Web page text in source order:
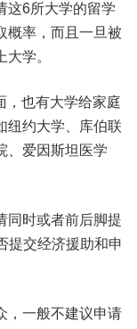
这6所大学的留学
概率，而且一旦被
学。
，也有大学给家庭
纽约大学、库伯联
、爱因斯坦医学
同时或者前后脚提
提交经济援助和申
，一般不建议申请